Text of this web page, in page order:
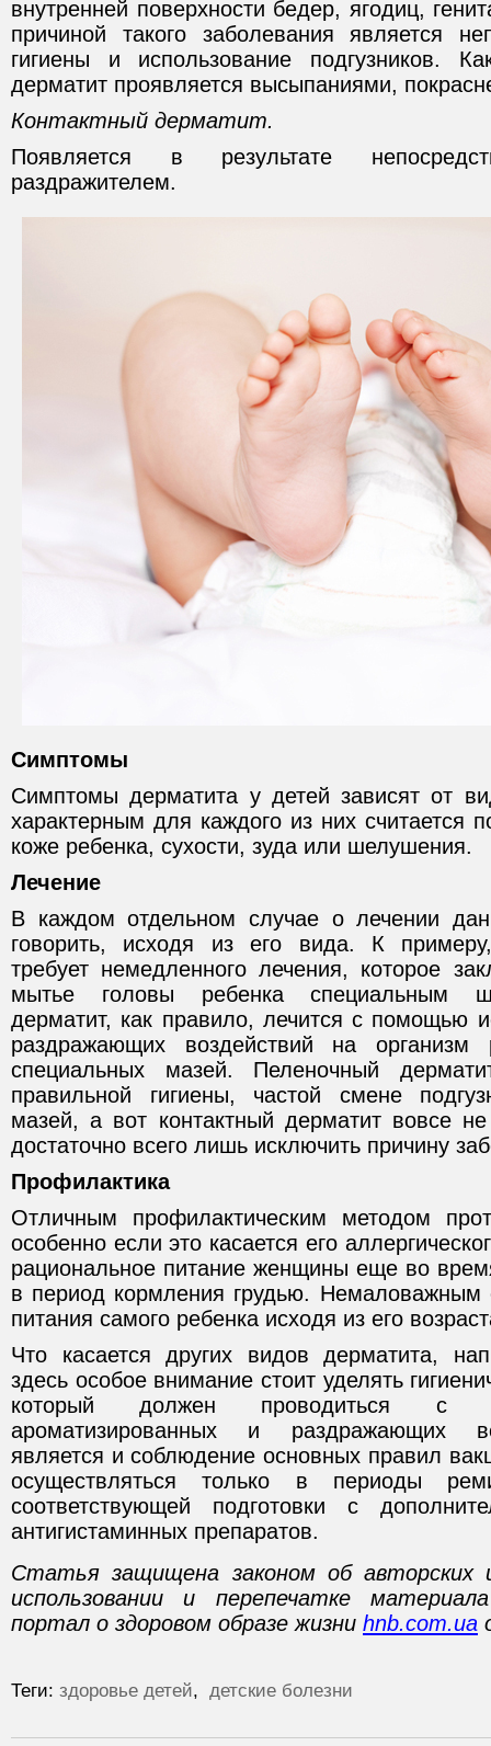
внутренней поверхности бедер, ягодиц,
причиной такого заболевания является
гигиены и использование подгузников.
дерматит проявляется высыпаниями,
Контактный дерматит.
Появляется в результате
раздражителем.
Симптомы
Симптомы дерматита у детей зависят от
характерным для каждого из них считается
коже ребенка, сухости, зуда или шелушения.
Лечение
В каждом отдельном случае о лечении
говорить, исходя из его вида. К
требует немедленного лечения, которое
мытье головы ребенка специальным
дерматит, как правило, лечится с помощью
раздражающих воздействий на организм
специальных мазей. Пеленочный
правильной гигиены, частой смене
мазей, а вот контактный дерматит вовсе
достаточно всего лишь исключить причину
Профилактика
Отличным профилактическим методом
особенно если это касается его
рациональное питание женщины еще во
в период кормления грудью. Немаловажным
питания самого ребенка исходя из его
Что касается других видов дерматита,
здесь особое внимание стоит уделять
который должен проводиться с
ароматизированных и раздражающих
является и соблюдение основных правил
осуществляться только в периоды
соответствующей подготовки с
антигистаминных препаратов.
Статья защищена законом об авторских
использовании и перепечатке
портал о здоровом образе жизни hnb.com.ua
Теги: здоровье детей, детские болезни